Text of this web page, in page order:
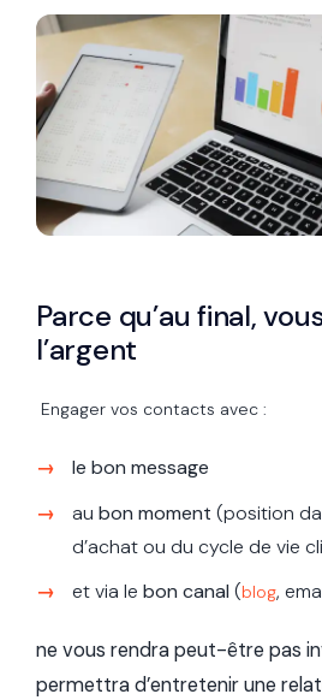
Parce qu’au final,
l’argent
Engager vos contacts avec :
le bon message
au bon moment (position
d’achat ou du cycle de vie
et via le bon canal (blog,
ne vous rendra peut-être pas
permettra d’entretenir une